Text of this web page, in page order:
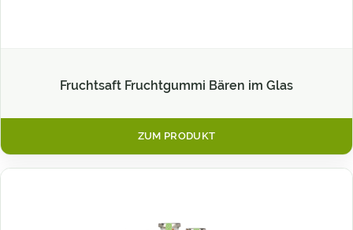
Fruchtsaft Fruchtgummi Bären im Glas
ZUM PRODUKT